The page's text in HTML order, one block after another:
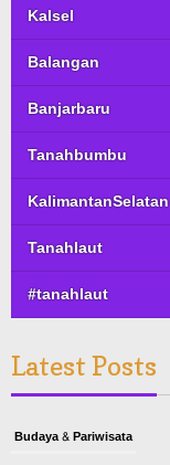
Kalsel
Balangan
Banjarbaru
Tanahbumbu
KalimantanSelatan
Tanahlaut
#tanahlaut
Latest Posts
Budaya & Pariwisata